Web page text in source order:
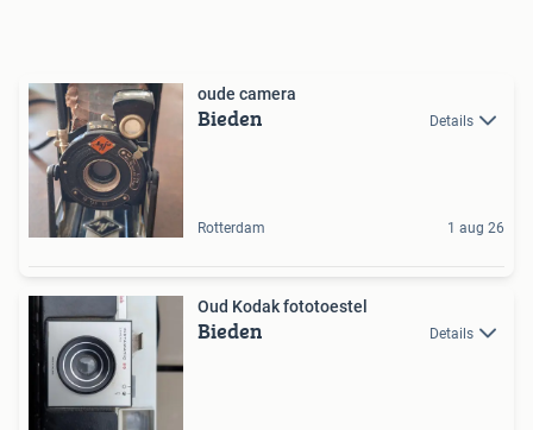
oude camera
Bieden Details
Rotterdam 1 aug 26
Oud Kodak fototoestel
Bieden Details